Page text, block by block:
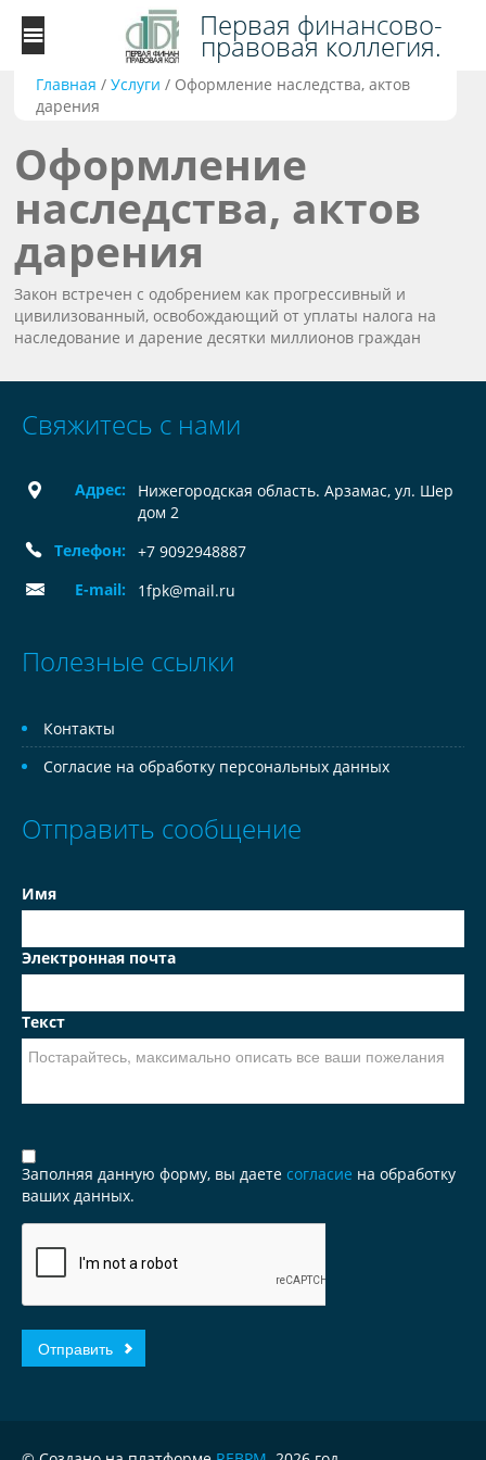
Первая финансово-
правовая коллегия.
Главная /Услуги / Оформление наследства, актов
дарения
Оформление
наследства, актов
дарения
Закон встречен с одобрением как прогрессивный и
цивилизованный, освобождающий от уплаты налога на
наследование и дарение десятки миллионов граждан
Свяжитесь с нами
Адрес:
Нижегородская область. Арзамас, ул. Шер
дом 2
Телефон:
+7 9092948887
E-mail:
1fpk@mail.ru
Полезные ссылки
Контакты
Согласие на обработку персональных данных
Отправить сообщение
Имя
Электронная почта
Текст
Заполняя данную форму, вы даете согласие на обработку
ваших данных.